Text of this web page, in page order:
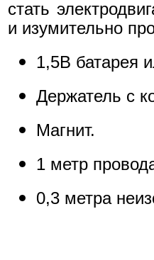
стать
и изумительно
1,5В батарея
Держатель с
Магнит.
1 метр
0,3 метра